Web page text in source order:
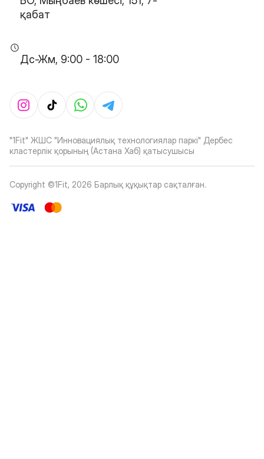
қабат
Дс-Жм, 9:00 - 18:00
"1Fit" ЖШС "Инновациялық технологиялар паркі" Дербес
кластерлік қорының (Астана Хаб) қатысушысы
Copyright ©1Fit, 2026 Барлық құқықтар сақталған.